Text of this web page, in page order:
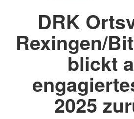
DRK
Rexingen/
blickt
2025